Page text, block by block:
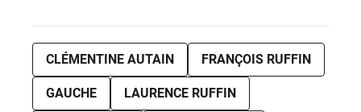
CLÉMENTINE AUTAIN FRANÇOIS RUFFIN
GAUCHE LAURENCE RUFFIN